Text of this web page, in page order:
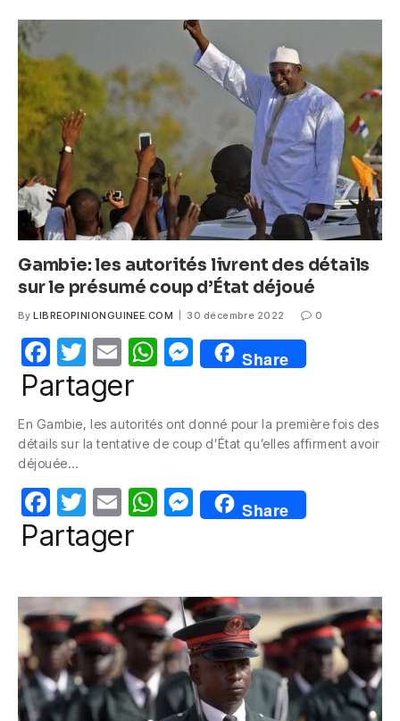
o
o
k
p
p
n
g
er
Gambie: les autorités livrent des détails
sur le présumé coup d’État déjoué
By LIBREOPINIONGUINEE.COM 30 décembre 2022 0
F
a
e
b
o
o
k
T
w
itt
er
E
m
W
s
p
p
M
e
e
g
er
Share
Partager
En Gambie, les autorités ont donné pour la première fois des
détails sur la tentative de coup d’État qu’elles affirment avoir
déjouée…
F
a
e
b
o
o
k
T
w
itt
er
E
m
W
s
A
p
p
M
e
e
n
g
er
Share
Partager